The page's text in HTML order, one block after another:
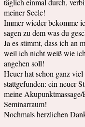
täglich einmal durch,
meiner Seele!
Immer wieder bekomme
sagen zu dem was du
Ja es stimmt, dass ich an
weil ich nicht weiß wie
angehen soll!
Heuer hat schon ganz
stattgefunden: ein neuer
meine
Seminarraum!
Nochmals herzlichen